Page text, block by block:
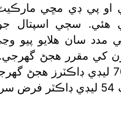
او پي ڊي مڇي
مدد سان هلايو پيو
کي مقرر هجڻ
هونئن ته 70 ليڊي ڊاڪٽرز
وقت صرف 54 ليڊي ڊاڪٽر